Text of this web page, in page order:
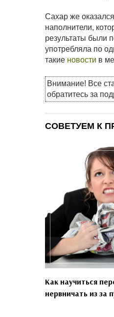
Сахар же
наполнители,
результаты были
употребляла по
такие новости в
Внимание! Все
обратитесь за
СОВЕТУЕМ К
Как научиться
нервничать из за